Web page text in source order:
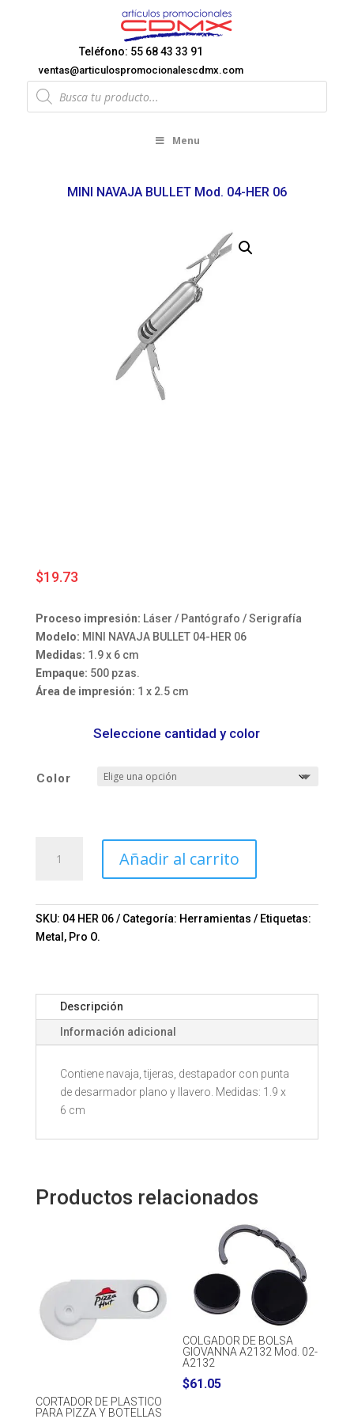
Teléfono: 55 68 43 33 91
ventas@articulospromocionalescdmx.com
Products
search
Menu
MINI NAVAJA BULLET Mod. 04-HER 06
$19.73
Proceso impresión: Láser / Pantógrafo / Serigrafía
Modelo: MINI NAVAJA BULLET 04-HER 06
Medidas: 1.9 x 6 cm
Empaque: 500 pzas.
Área de impresión: 1 x 2.5 cm
Seleccione cantidad y color
Color
NAVAJA
04-
HER
Añadir al carrito
SKU: 04 HER 06 Categoría: Herramientas
Etiquetas:
Metal , Pro O.
Descripción
Información adicional
Contiene navaja, tijeras, destapador con punta
de desarmador plano y llavero. Medidas: 1.9 x
6 cm
Productos relacionados
CORTADOR DE PLASTICO
PARA PIZZA Y BOTELLAS
COLGADOR DE BOLSA
GIOVANNA A2132 Mod. 02-
A2132
$61.05